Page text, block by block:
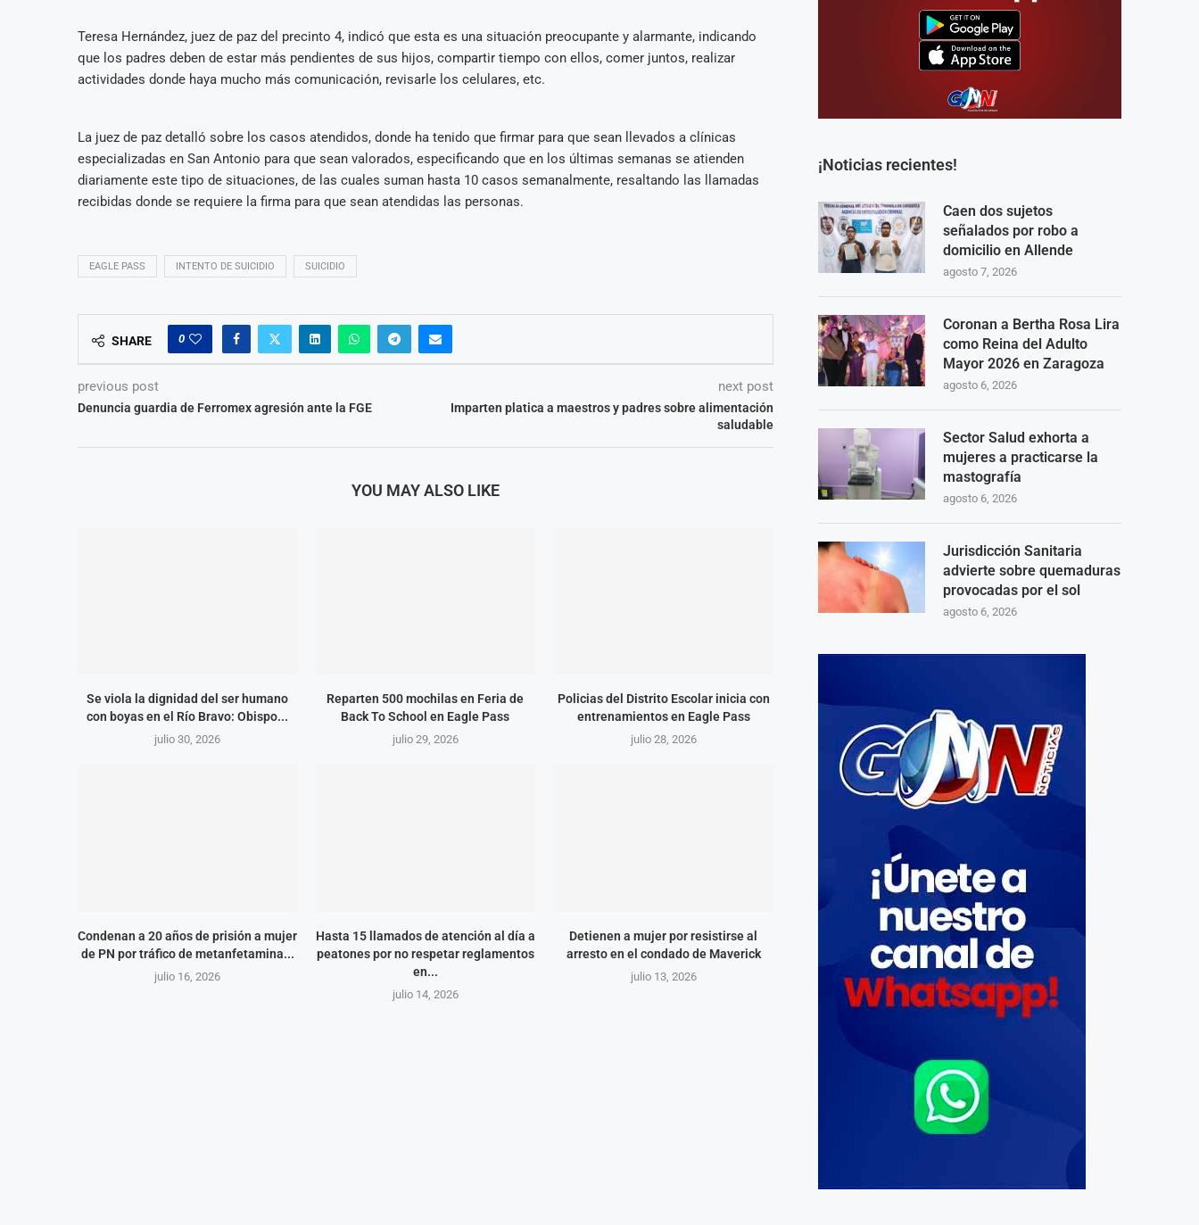
Teresa Hernández, juez de paz del precinto 4, indicó que esta es una situación preocupante y alarmante, indicando
que los padres deben de estar más pendientes de sus hijos, compartir tiempo con ellos, comer juntos, realizar
actividades donde haya mucho más comunicación, revisarle los celulares, etc.
La juez de paz detalló sobre los casos atendidos, donde ha tenido que firmar para que sean llevados a clínicas
especializadas en San Antonio para que sean valorados, especificando que en los últimas semanas se atienden
diariamente este tipo de situaciones, de las cuales suman hasta 10 casos semanalmente, resaltando las llamadas
recibidas donde se requiere la firma para que sean atendidas las personas.
EAGLE PASS INTENTO DE SUICIDIO SUICIDIO
SHARE 0
previous post
Denuncia guardia de Ferromex agresión ante la FGE
next post
Imparten platica a maestros y padres sobre alimentación
saludable
YOU MAY ALSO LIKE
Se viola la dignidad del ser humano
con boyas en el Río Bravo: Obispo...
julio 30, 2026
Reparten 500 mochilas en Feria de
Back To School en Eagle Pass
julio 29, 2026
Policias del Distrito Escolar inicia con
entrenamientos en Eagle Pass
julio 28, 2026
Condenan a 20 años de prisión a mujer
de PN por tráfico de metanfetamina...
julio 16, 2026
Hasta 15 llamados de atención al día a
peatones por no respetar reglamentos
en...
julio 14, 2026
Detienen a mujer por resistirse al
arresto en el condado de Maverick
julio 13, 2026
¡Noticias recientes!
Caen dos sujetos
señalados por robo a
domicilio en Allende
agosto 7, 2026
Coronan a Bertha Rosa Lira
como Reina del Adulto
Mayor 2026 en Zaragoza
agosto 6, 2026
Sector Salud exhorta a
mujeres a practicarse la
mastografía
agosto 6, 2026
Jurisdicción Sanitaria
advierte sobre quemaduras
provocadas por el sol
agosto 6, 2026